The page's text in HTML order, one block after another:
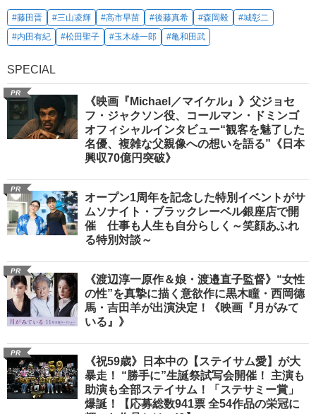
#藤田晋 #三山凌輝 #高市早苗 #後藤真希 #森岡毅
#城彰二
#内田有紀
#松田聖子 #玉木雄一郎 #亀和田武
SPECIAL
PR
《映画『Michael／マイケル』》父ジョセ
フ・ジャクソン役、コールマン・ドミンゴ
オフィシャルインタビュー“観客を魅了した
名優、複雑な父親像への想いを語る”《日本
興収70億円突破》
PR
オープン1周年を記念した特別イベントがサ
ムソナイト・ブラックレーベル銀座店で開
催 仕事も人生も自分らしく～笑顔あふれ
る特別対談～
PR
《渡辺淳一原作＆娘・渡邉直子監督》“女性
の性”を真摯に描く意欲作に黒木瞳・西岡德
馬・吉田羊が出演決定！《映画『月がみて
いる』》
PR
《祝59歳》日本中の【ステイサム愛】が大
暴走！ “勝手に”生誕祭試写会開催！ 主演も
助演も全部ステイサム！「ステサミー賞」
爆誕！【応募総数941票 全54作品の栄冠に